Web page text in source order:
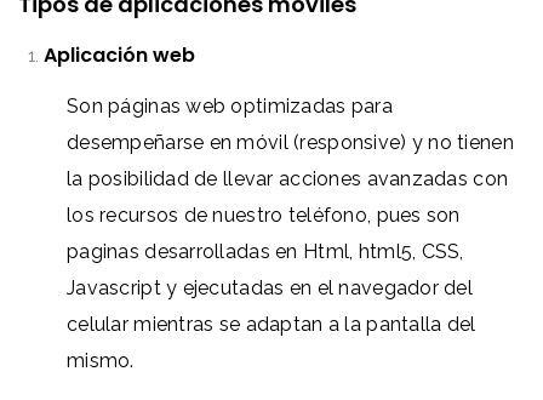
Aplicación web
Son páginas web optimizadas para
desempeñarse en móvil (responsive) y no tienen
la posibilidad de llevar acciones avanzadas con
los recursos de nuestro teléfono, pues son
paginas desarrolladas en Html, html5, CSS,
Javascript y ejecutadas en el navegador del
celular mientras se adaptan a la pantalla del
mismo.